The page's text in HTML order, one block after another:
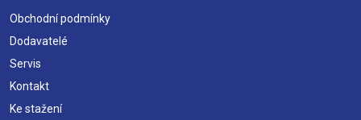
Obchodní podmínky
Dodavatelé
Servis
Kontakt
Ke stažení